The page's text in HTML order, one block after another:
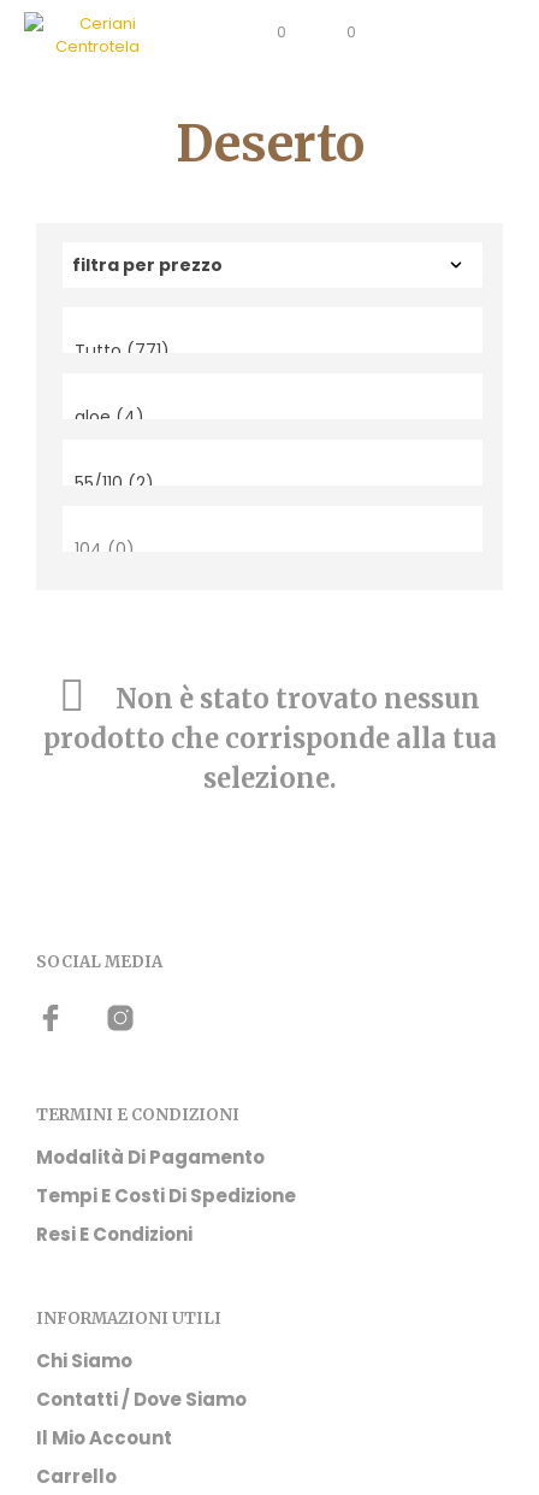
0 0
Deserto
Non è stato trovato nessun
prodotto che corrisponde alla tua
selezione.
SOCIAL MEDIA
TERMINI E CONDIZIONI
Modalità Di Pagamento
Tempi E Costi Di Spedizione
Resi E Condizioni
INFORMAZIONI UTILI
Chi Siamo
Contatti / Dove Siamo
Il Mio Account
Carrello